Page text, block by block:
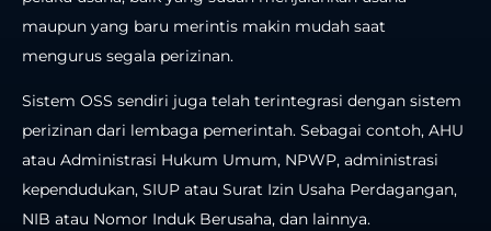
maupun yang baru merintis makin mudah saat
mengurus segala perizinan.
Sistem OSS sendiri juga telah terintegrasi dengan sistem
perizinan dari lembaga pemerintah. Sebagai contoh, AHU
atau Administrasi Hukum Umum, NPWP, administrasi
kependudukan, SIUP atau Surat Izin Usaha Perdagangan,
NIB atau Nomor Induk Berusaha, dan lainnya.